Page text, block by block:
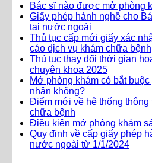
Bác sĩ nào được mở phòng
Giấy phép hành nghề cho
tại nước ngoài
Thủ tục cấp mới giấy xác
cáo dịch vụ khám chữa bệnh
Thủ tục thay đổi thời gian
chuyên khoa 2025
Mở phòng khám có bắt
nhân không?
Điểm mới về hệ thống thông
chữa bệnh
Điều kiện mở phòng khám
Quy định về cấp giấy phép
nước ngoài từ 1/1/2024